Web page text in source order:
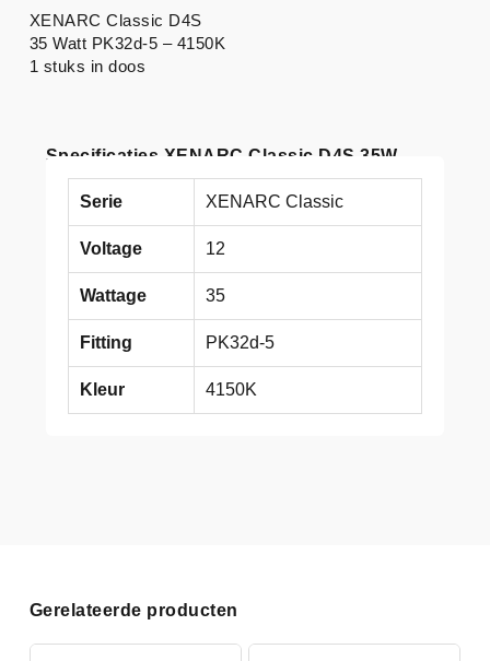
Specificaties XENARC Classic D4S 35W
Serie XENARC Classic
Voltage 12
Wattage 35
Fitting PK32d-5
Kleur 4150K
XENARC Classic D4S
35 Watt PK32d-5 – 4150K
1 stuks in doos
Gerelateerde producten